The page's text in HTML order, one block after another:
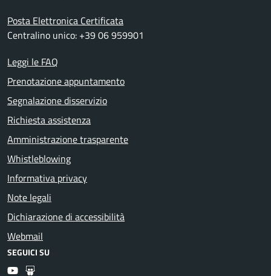
Posta Elettronica Certificata
Centralino unico: +39 06 959901
Leggi le FAQ
Prenotazione appuntamento
Segnalazione disservizio
Richiesta assistenza
Amministrazione trasparente
Whistleblowing
Informativa privacy
Note legali
Dichiarazione di accessibilità
Webmail
SEGUICI SU
YoutubeSlideshare